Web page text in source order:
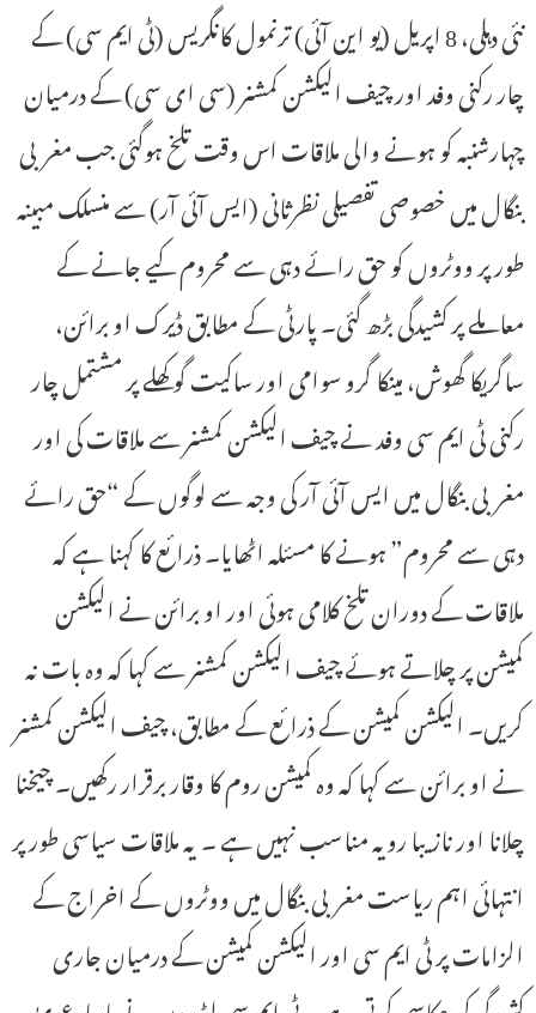
نئی دہلی، 8 اپریل (یو این آئی) ترنمول کانگریس (ٹی ایم سی) کے
چار رکنی وفد اور چیف الیکشن کمشنر (سی ای سی) کے درمیان
چہارشنبہ کو ہونے والی ملاقات اس وقت تلخ ہوگئی جب مغربی
بنگال میں خصوصی تفصیلی نظرثانی (ایس آئی آر) سے منسلک مبینہ
طور پر ووٹروں کو حق رائے دہی سے محروم کیے جانے کے
معاملے پر کشیدگی بڑھ گئی۔ پارٹی کے مطابق ڈیرک او برائن،
ساگریکا گھوش، مینکا گرو سوامی اور ساکیت گوکھلے پر مشتمل چار
رکنی ٹی ایم سی وفد نے چیف الیکشن کمشنر سے ملاقات کی اور
مغربی بنگال میں ایس آئی آر کی وجہ سے لوگوں کے “حق رائے
دہی سے محروم” ہونے کا مسئلہ اٹھایا۔ ذرائع کا کہنا ہے کہ
ملاقات کے دوران تلخ کلامی ہوئی اور او برائن نے الیکشن
کمیشن پر چلاتے ہوئے چیف الیکشن کمشنر سے کہا کہ وہ بات نہ
کریں۔ الیکشن کمیشن کے ذرائع کے مطابق، چیف الیکشن کمشنر
نے او برائن سے کہا کہ وہ کمیشن روم کا وقار برقرار رکھیں۔ چیخنا
چلانا اور نازیبا رویہ مناسب نہیں ہے ۔ یہ ملاقات سیاسی طور پر
انتہائی اہم ریاست مغربی بنگال میں ووٹروں کے اخراج کے
الزامات پر ٹی ایم سی اور الیکشن کمیشن کے درمیان جاری